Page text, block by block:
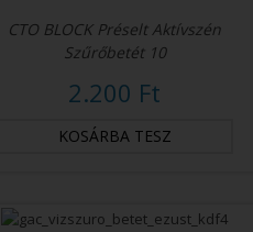
CTO BLOCK Préselt Aktívszén
Szűrőbetét 10
2.200 Ft